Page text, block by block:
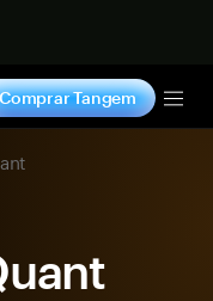
Tangem